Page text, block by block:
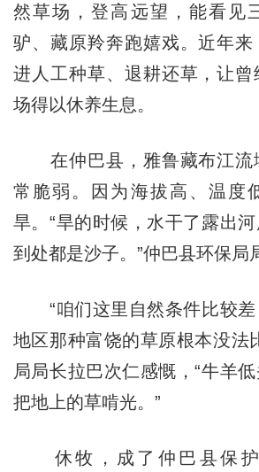
然草场，登高远望，能看见
驴、藏原羚奔跑嬉戏。近年
进人工种草、退耕还草，让
场得以休养生息。
在仲巴县，雅鲁藏布江流
常脆弱。因为海拔高、温度
旱。“旱的时候，水干了露出河
到处都是沙子。”仲巴县环保局
“咱们这里自然条件比较差
地区那种富饶的草原根本没法
局局长拉巴次仁感慨，“牛羊
把地上的草啃光。”
休牧，成了仲巴县保护